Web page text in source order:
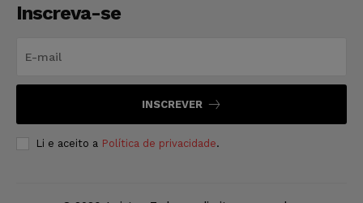
Inscreva-se
INSCREVER
Li e aceito a Política de privacidade.